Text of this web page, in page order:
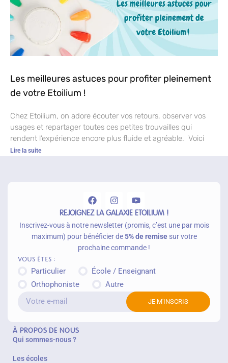
Les meilleures astuces pour profiter pleinement
de votre Etoilium !
Chez Etoilium, on adore écouter vos retours, observer vos
usages et repartager toutes ces petites trouvailles qui
rendent l’expérience encore plus fluide et agréable. Voici
Lire la suite
À PROPOS DE NOUS
Qui sommes-nous ?
Les écoles
REJOIGNEZ LA GALAXIE ETOILIUM !
Inscrivez-vous à notre newsletter (promis, c’est une par mois
maximum) pour bénéficier de5% de remisesur votre
prochaine commande !
Vous êtes :
Particulier
École / Enseignant
Orthophoniste
Autre
JE M'INSCRIS